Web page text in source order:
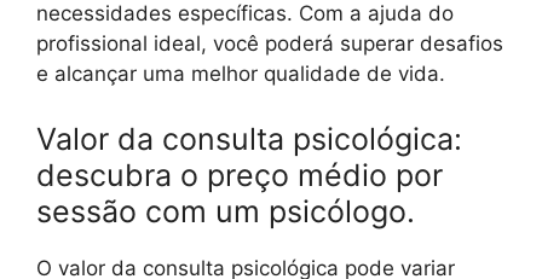
necessidades específicas. Com a ajuda do
profissional ideal, você poderá superar desafios
e alcançar uma melhor qualidade de vida.
Valor da consulta psicológica:
descubra o preço médio por
sessão com um psicólogo.
O valor da consulta psicológica pode variar